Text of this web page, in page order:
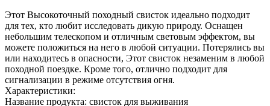
Этот Высокоточный походный свисток идеально подходит
для тех, кто любит исследовать дикую природу. Оснащен
небольшим телескопом и отличным световым эффектом, вы
можете положиться на него в любой ситуации. Потерялись вы
или находитесь в опасности, Этот свисток незаменим в любой
походной поездке. Кроме того, отлично подходит для
сигнализации в режиме отсутствия огня.
Характеристики:
Название продукта: свисток для выживания